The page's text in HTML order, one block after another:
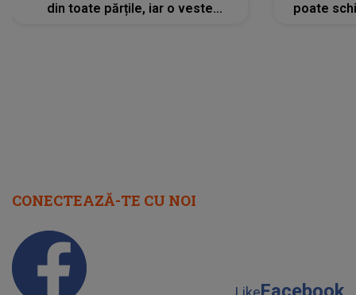
din toate părțile, iar o veste
poate
CONECTEAZĂ-TE CU NOI